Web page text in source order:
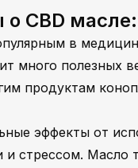
CBD
в
много полезных
продуктам
эффекты от
и стрессом.